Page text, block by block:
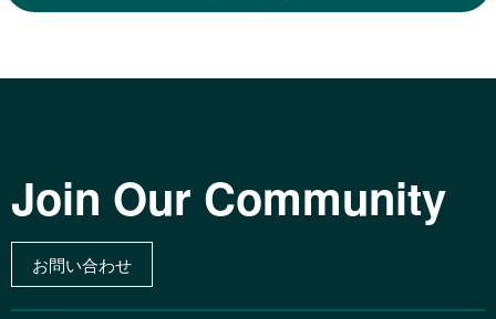
Join Our Community
お問い合わせ